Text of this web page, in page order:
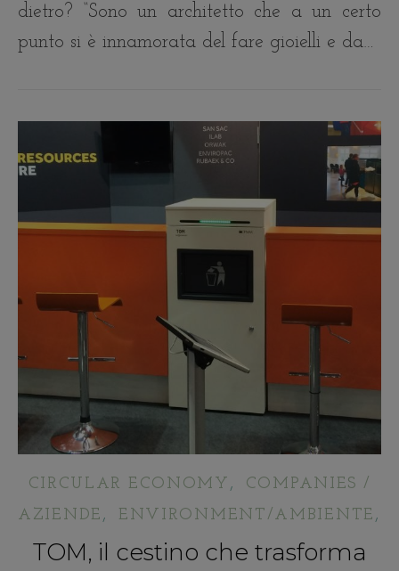
dietro? “Sono un architetto che a un certo
punto si è innamorata del fare gioielli e da…
CIRCULAR ECONOMY ,
COMPANIES /
AZIENDE , ENVIRONMENT/AMBIENTE ,
TOM, il cestino che trasforma